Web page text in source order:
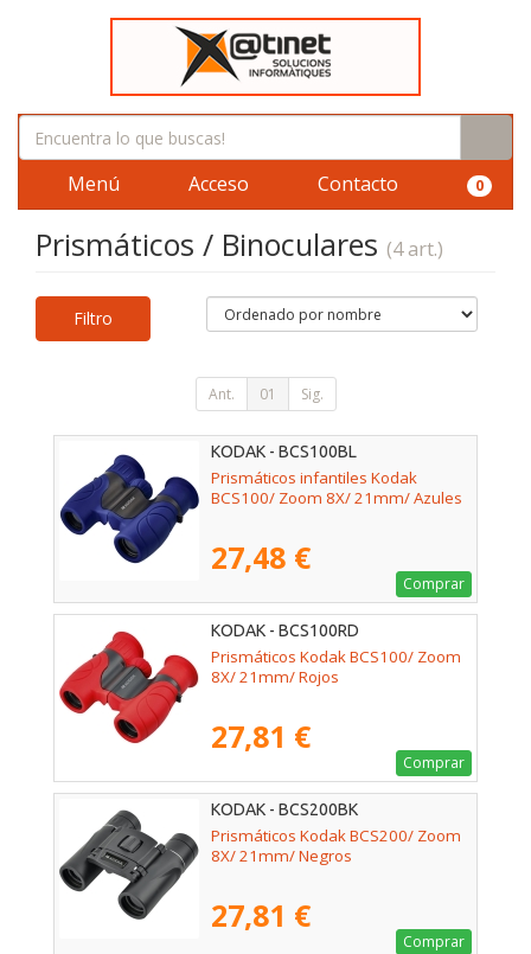
Menú Acceso Contacto 0
Prismáticos / Binoculares (4 art.)
Filtro
Ant. 01 Sig.
KODAK - BCS100BL
Prismáticos infantiles Kodak
BCS100/ Zoom 8X/ 21mm/ Azules
27,48 €
Comprar
KODAK - BCS100RD
Prismáticos Kodak BCS100/ Zoom
8X/ 21mm/ Rojos
27,81 €
Comprar
KODAK - BCS200BK
Prismáticos Kodak BCS200/ Zoom
8X/ 21mm/ Negros
27,81 €
Comprar